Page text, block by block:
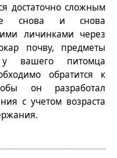
достаточно сложным
снова и снова
личинками через
почву, предметы
у вашего питомца
обратится к
он разработал
с учетом возраста